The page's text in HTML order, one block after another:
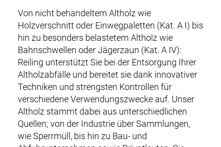
Von nicht behandeltem Altholz wie
Holzverschnitt oder Einwegpaletten (Kat. A I) bis
hin zu besonders belastetem Altholz wie
Bahnschwellen oder Jägerzaun (Kat. A IV):
Reiling unterstützt Sie bei der Entsorgung Ihrer
Altholzabfälle und bereitet sie dank innovativer
Techniken und strengsten Kontrollen für
verschiedene Verwendungszwecke auf. Unser
Altholz stammt dabei aus unterschiedlichen
Quellen; von der Industrie über Sammlungen,
wie Sperrmüll, bis hin zu Bau- und